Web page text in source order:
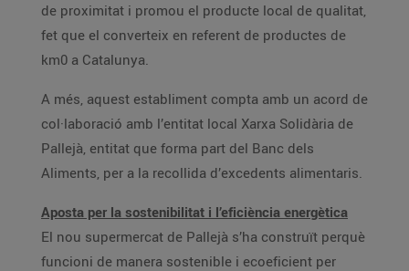
de proximitat i promou el producte local de qualitat,
fet que el converteix en referent de productes de
km0 a Catalunya.
A més, aquest establiment compta amb un acord de
col·laboració amb l’entitat local Xarxa Solidària de
Pallejà, entitat que forma part del Banc dels
Aliments, per a la recollida d’excedents alimentaris.
Aposta per la sostenibilitat i l’eficiència energètica
El nou supermercat de Pallejà s’ha construït perquè
funcioni de manera sostenible i ecoeficient per